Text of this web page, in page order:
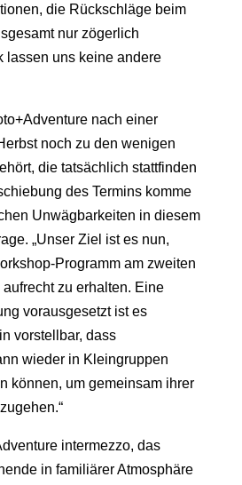
die Rückschläge beim
nur zögerlich
lassen uns keine andere
nach einer
noch zu den wenigen
die tatsächlich stattfinden
des Termins komme
Unwägbarkeiten in diesem
„Unser Ziel ist es nun,
Programm am zweiten
zu erhalten. Eine
vorausgesetzt ist es
vorstellbar, dass
wieder in Kleingruppen
können, um gemeinsam ihrer
intermezzo, das
in familiärer Atmosphäre